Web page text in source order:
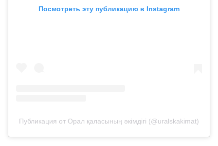
Посмотреть эту публикацию в Instagram
Публикация от Орал қаласының әкімдігі (@uralskakimat)